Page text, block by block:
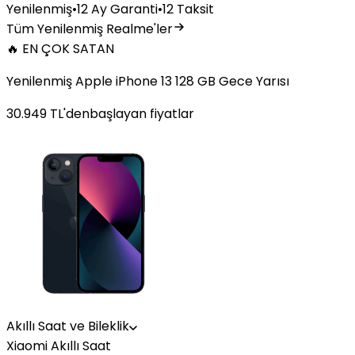
Yenilenmiş•12 Ay Garanti•12 Taksit
Tüm Yenilenmiş Realme'ler
🔥 EN ÇOK SATAN
Yenilenmiş Apple iPhone 13 128 GB Gece Yarısı
30.949 TL'denbaşlayan fiyatlar
Akıllı Saat ve Bileklik
Xiaomi Akıllı Saat